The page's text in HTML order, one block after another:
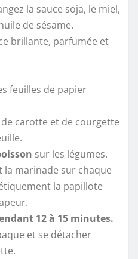
la sauce soja, le miel,
de sésame.
brillante, parfumée et
feuilles de papier
carotte et de courgette
sur les légumes.
la marinade sur chaque
la papillote
12 à 15 minutes.
et se détacher